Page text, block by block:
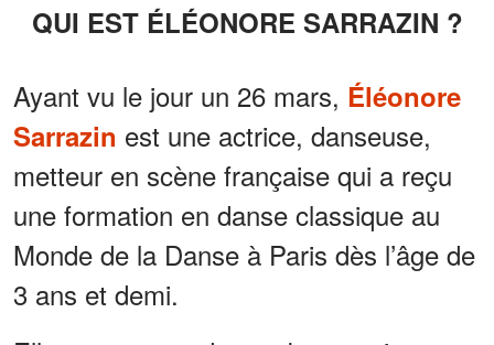
QUI EST ÉLÉONORE SARRAZIN ?
Ayant vu le jour un 26 mars, Éléonore
Sarrazin est une actrice, danseuse,
metteur en scène française qui a reçu
une formation en danse classique au
Monde de la Danse à Paris dès l’âge de
3 ans et demi.